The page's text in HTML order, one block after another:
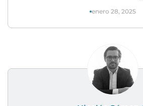
enero 28, 2025